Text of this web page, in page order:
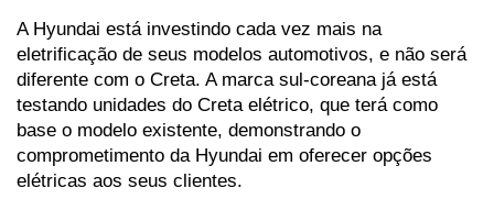
A Hyundai está investindo cada vez mais na
eletrificação de seus modelos automotivos, e não será
diferente com o Creta. A marca sul-coreana já está
testando unidades do Creta elétrico, que terá como
base o modelo existente, demonstrando o
comprometimento da Hyundai em oferecer opções
elétricas aos seus clientes.